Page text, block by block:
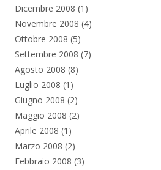
Dicembre 2008 (1)
Novembre 2008 (4)
Ottobre 2008 (5)
Settembre 2008 (7)
Agosto 2008 (8)
Luglio 2008 (1)
Giugno 2008 (2)
Maggio 2008 (2)
Aprile 2008 (1)
Marzo 2008 (2)
Febbraio 2008 (3)